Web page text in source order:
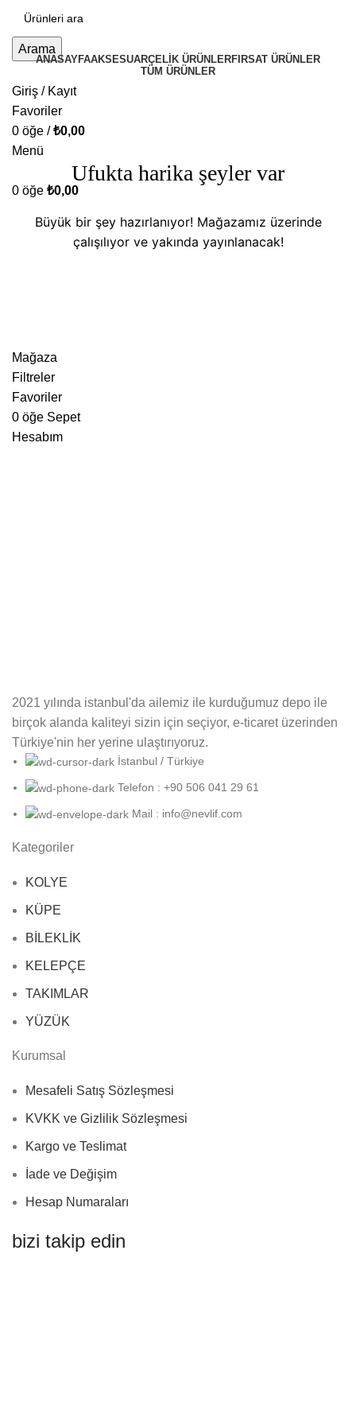
Arama
Giriş / Kayıt
Favoriler
0 öğe / ₺0,00
Menü
0 öğe ₺0,00
ANASAYFAAKSESUARÇELİK ÜRÜNLERFIRSAT ÜRÜNLER
TÜM ÜRÜNLER
Ufukta harika şeyler var
Büyük bir şey hazırlanıyor! Mağazamız üzerinde
çalışılıyor ve yakında yayınlanacak!
Mağaza
Filtreler
Favoriler
0 öğe Sepet
Hesabım
2021 yılında istanbul'da ailemiz ile kurduğumuz depo ile
birçok alanda kaliteyi sizin için seçiyor, e-ticaret üzerinden
Türkiye'nin her yerine ulaştırıyoruz.
İstanbul / Türkiye
Telefon : +90 506 041 29 61
Mail : info@nevlif.com
Kategoriler
KOLYE
KÜPE
BİLEKLİK
KELEPÇE
TAKIMLAR
YÜZÜK
Kurumsal
Mesafeli Satış Sözleşmesi
KVKK ve Gizlilik Sözleşmesi
Kargo ve Teslimat
İade ve Değişim
Hesap Numaraları
bizi takip edin